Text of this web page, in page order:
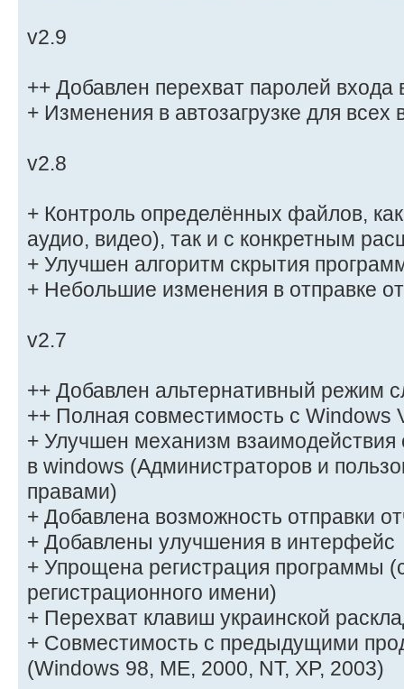
v2.9
++ Добавлен перехват паролей входа
+ Изменения в автозагрузке для всех
v2.8
+ Контроль определённых файлов,
аудио, видео), так и с конкретным
+ Улучшен алгоритм скрытия
+ Небольшие изменения в отправке
v2.7
++ Добавлен альтернативный режим
++ Полная совместимость с Windows
+ Улучшен механизм взаимодействия
в windows (Администраторов и
правами)
+ Добавлена возможность отправки
+ Добавлены улучшения в интерфейс
+ Упрощена регистрация программы
регистрационного имени)
+ Перехват клавиш украинской
+ Совместимость с предыдущими
(Windows 98, ME, 2000, NT, XP, 2003)